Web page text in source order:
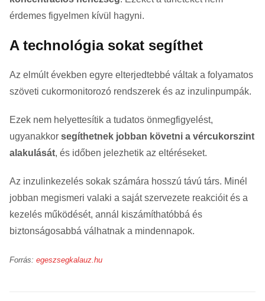
érdemes figyelmen kívül hagyni.
A technológia sokat segíthet
Az elmúlt években egyre elterjedtebbé váltak a folyamatos
szöveti cukormonitorozó rendszerek és az inzulinpumpák.
Ezek nem helyettesítik a tudatos önmegfigyelést,
ugyanakkor segíthetnek jobban követni a vércukorszint
alakulását, és időben jelezhetik az eltéréseket.
Az inzulinkezelés sokak számára hosszú távú társ. Minél
jobban megismeri valaki a saját szervezete reakcióit és a
kezelés működését, annál kiszámíthatóbbá és
biztonságosabbá válhatnak a mindennapok.
Forrás: egeszsegkalauz.hu